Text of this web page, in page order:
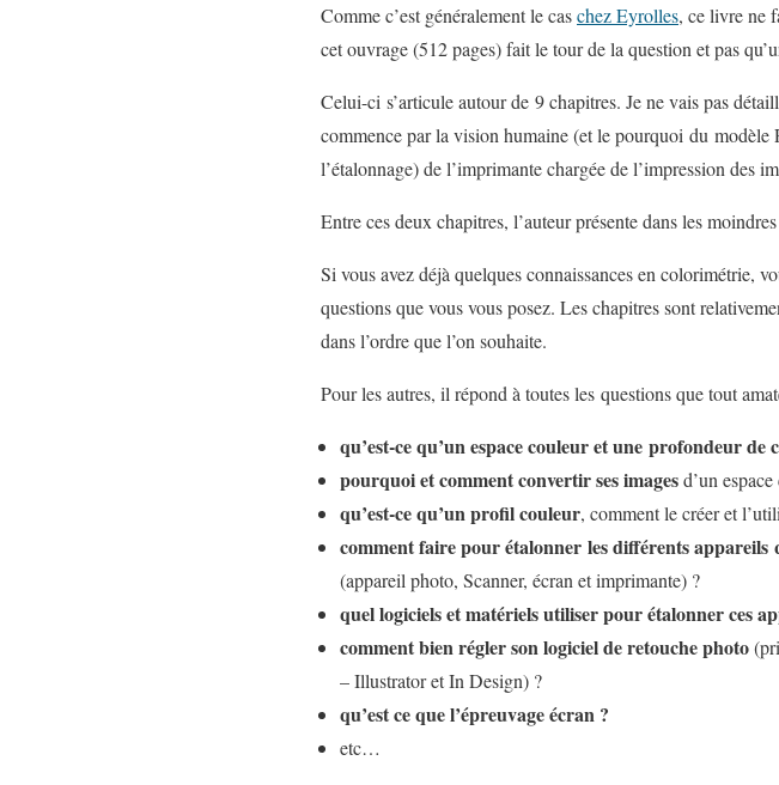
Comme c’est généralement le caschez Eyrolles, ce livre ne
cet ouvrage (512 pages) fait le tour de la question et pas
Celui-ci s’articule autour de 9 chapitres. Je ne vais pas
commence par la vision humaine (et le pourquoi du modèle
l’étalonnage) de l’imprimante chargée de l’impression des
Entre ces deux chapitres, l’auteur présente dans les
Si vous avez déjà quelques connaissances en colorimétrie,
questions que vous vous posez. Les chapitres sont
dans l’ordre que l’on souhaite.
Pour les autres, il répond à toutes les questions que tout
qu’est-ce qu’un espace couleur et une profondeur de
pourquoi et comment convertir ses imagesd’un
qu’est-ce qu’un profil couleur, comment le créer et
comment faire pour étalonner les différents
(appareil photo, Scanner, écran et imprimante) ?
quel logiciels et matériels utiliser pour étalonner ces
comment bien régler son logiciel de retouche photo
– Illustrator et In Design) ?
qu’est ce que l’épreuvage écran ?
etc…